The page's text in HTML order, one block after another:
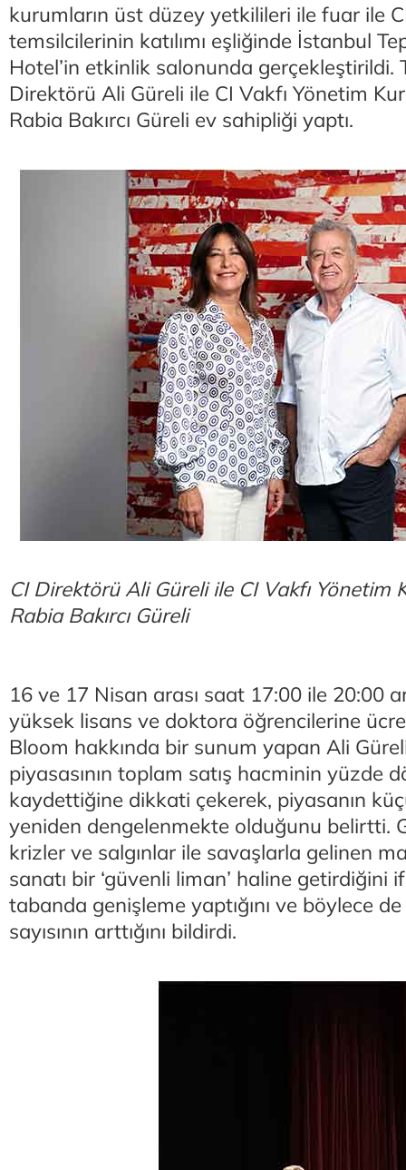
kurumların üst düzey yetkilileri ile fuar ile
temsilcilerinin katılımı eşliğinde İstanbul
Hotel’in etkinlik salonunda gerçekleştirildi.
Direktörü Ali Güreli ile CI Vakfı Yönetim
Rabia Bakırcı Güreli ev sahipliği yaptı.
CI Direktörü Ali Güreli ile CI Vakfı Yönetim
Rabia Bakırcı Güreli
16 ve 17 Nisan arası saat 17:00 ile 20:00
yüksek lisans ve doktora öğrencilerine
Bloom hakkında bir sunum yapan Ali
piyasasının toplam satış hacminin yüzde
kaydettiğine dikkati çekerek, piyasanın
yeniden dengelenmekte olduğunu belirtti.
krizler ve salgınlar ile savaşlarla gelinen
sanatı bir ‘güvenli liman’ haline getirdiğini
tabanda genişleme yaptığını ve böylece
sayısının arttığını bildirdi.